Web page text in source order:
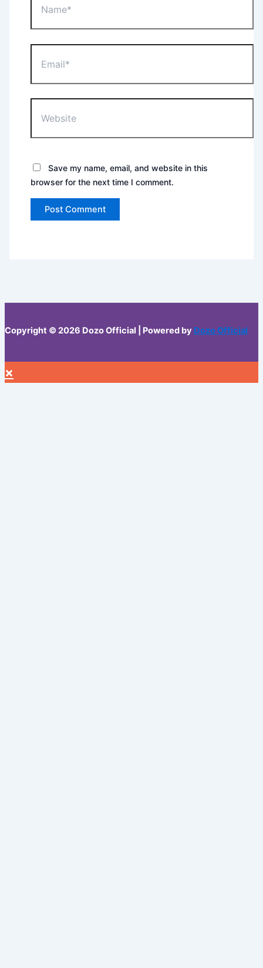
Save my name, email, and website in this
browser for the next time I comment.
Copyright © 2026 Dozo Official | Powered by Dozo Official
×